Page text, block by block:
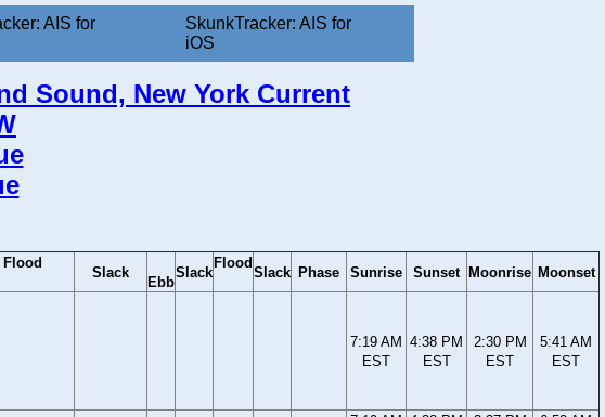
AIS for
SkunkTracker: AIS for
iOS
Sound, New York Current
Flood
Slack
Ebb
Slack
Flood
Slack Phase Sunrise Sunset Moonrise Moonset
7:19 AM
EST
4:38 PM
EST
2:30 PM
EST
5:41 AM
EST